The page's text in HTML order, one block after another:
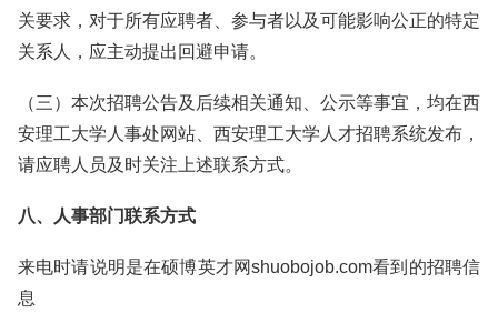
关要求，对于所有应聘者、参与者以及可能影响公正的特定
关系人，应主动提出回避申请。
（三）本次招聘公告及后续相关通知、公示等事宜，均在西
安理工大学人事处网站、西安理工大学人才招聘系统发布，
请应聘人员及时关注上述联系方式。
八、人事部门联系方式
来电时请说明是在硕博英才网shuobojob.com看到的招聘信
息